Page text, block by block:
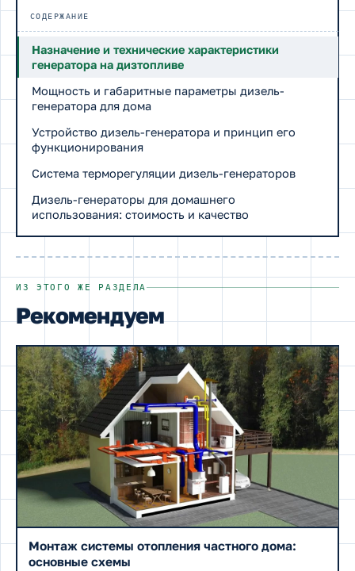
СОДЕРЖАНИЕ
Назначение и технические характеристики
генератора на дизтопливе
Мощность и габаритные параметры дизель-
генератора для дома
Устройство дизель-генератора и принцип его
функционирования
Система терморегуляции дизель-генераторов
Дизель-генераторы для домашнего
использования: стоимость и качество
ИЗ ЭТОГО ЖЕ РАЗДЕЛА
Рекомендуем
Монтаж системы отопления частного дома:
основные схемы